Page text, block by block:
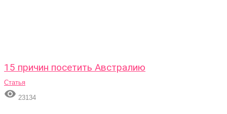
15 причин посетить Австралию
Статья
 23134